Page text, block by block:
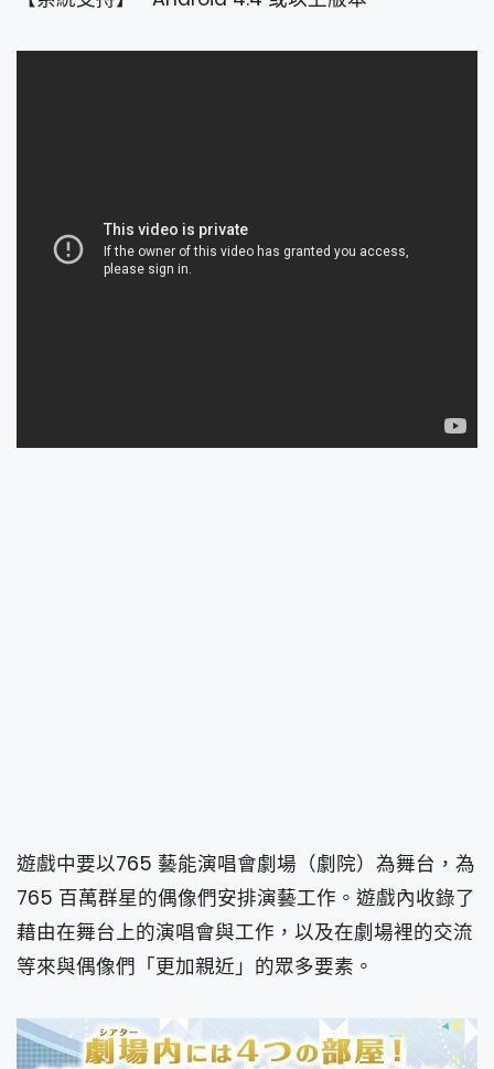
遊戲中要以765 藝能演唱會劇場（劇院）為舞台，為
765 百萬群星的偶像們安排演藝工作。遊戲內收錄了
藉由在舞台上的演唱會與工作，以及在劇場裡的交流
等來與偶像們「更加親近」的眾多要素。